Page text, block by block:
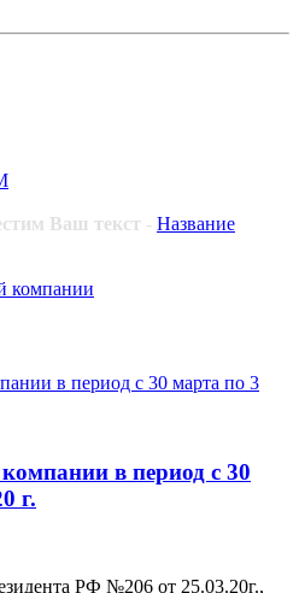
Ваш текст - Название
компании
в период с 30
г.
РФ №206 от 25.03.20г.,